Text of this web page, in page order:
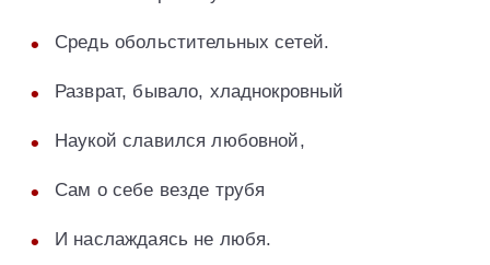
Средь обольстительных сетей.
Разврат, бывало, хладнокровный
Наукой славился любовной,
Сам о себе везде трубя
И наслаждаясь не любя.